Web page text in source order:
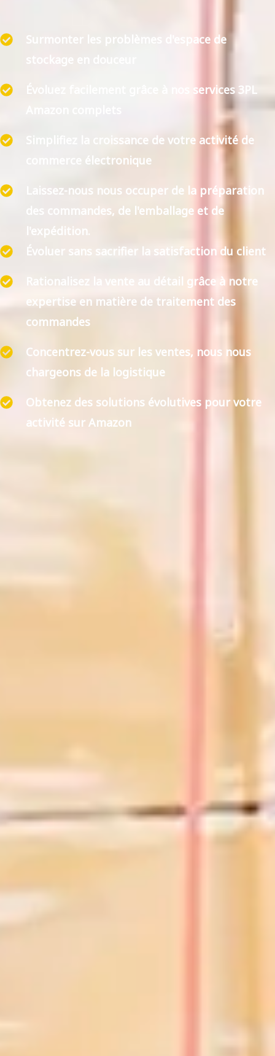
Surmonter les problèmes d'espace de
Évoluez facilement grâce à nos services 3PL
Simplifiez la croissance de votre activité de
commerce électronique
Laissez-nous nous occuper de la préparation
des commandes, de l'emballage et de
l'expédition.
Évoluer sans sacrifier la satisfaction du client
Rationalisez la vente au détail grâce à notre
expertise en matière de traitement des
commandes
Concentrez-vous sur les ventes, nous nous
chargeons de la logistique
Obtenez des solutions évolutives pour votre
activité sur Amazon